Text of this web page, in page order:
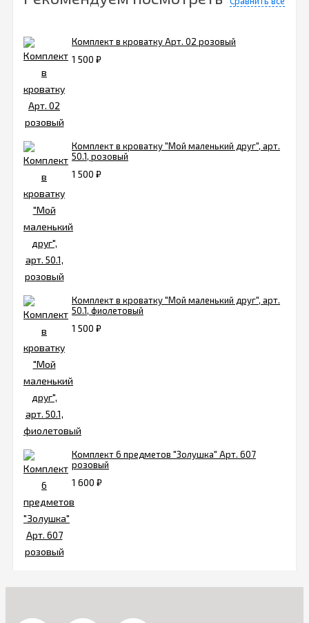
Комплект в кроватку Арт. 02 розовый
1 500 ₽
Комплект в кроватку "Мой маленький друг", арт.
50.1, розовый
1 500 ₽
Комплект в кроватку "Мой маленький друг", арт.
50.1, фиолетовый
1 500 ₽
Комплект 6 предметов "Золушка" Арт. 607
розовый
1 600 ₽